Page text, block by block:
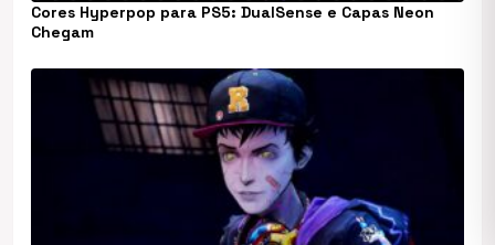
Cores Hyperpop para PS5: DualSense e Capas Neon
Chegam